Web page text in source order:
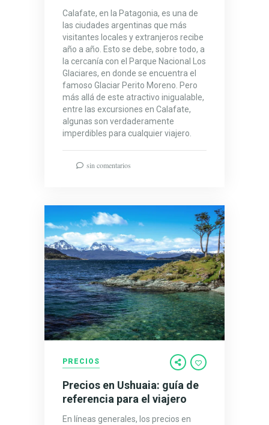
Calafate, en la Patagonia, es una de
las ciudades argentinas que más
visitantes locales y extranjeros recibe
año a año. Esto se debe, sobre todo, a
la cercanía con el Parque Nacional Los
Glaciares, en donde se encuentra el
famoso Glaciar Perito Moreno. Pero
más allá de este atractivo inigualable,
entre las excursiones en Calafate,
algunas son verdaderamente
imperdibles para cualquier viajero.
sin comentarios
PRECIOS
Precios en Ushuaia: guía de
referencia para el viajero
En líneas generales, los precios en